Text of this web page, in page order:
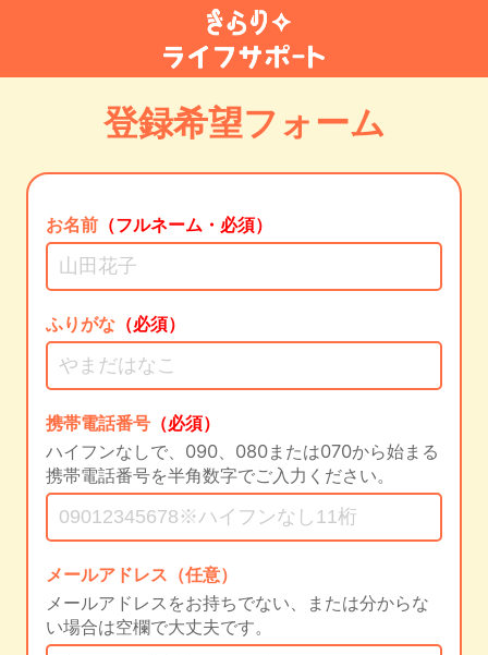
登録希望フォーム
お名前 （フルネーム・必須）
ふりがな （必須）
携帯電話番号 （必須）
ハイフンなしで、090、080または070から始まる
携帯電話番号を半角数字でご入力ください。
メールアドレス（任意）
メールアドレスをお持ちでない、または分からな
い場合は空欄で大丈夫です。